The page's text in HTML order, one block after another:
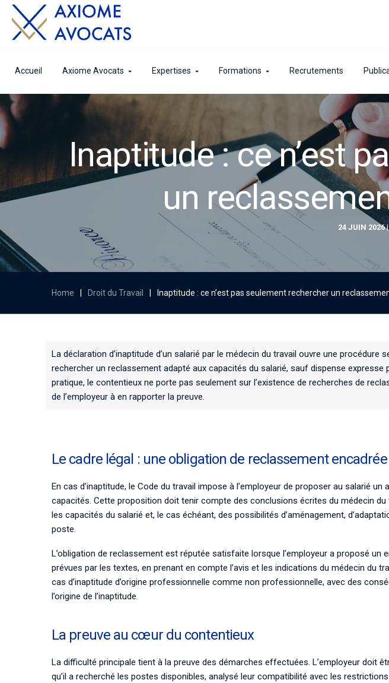
Accueil Axiome Avocats Expertises Formations Recrutements
Inaptitude : ce n’est
un
24 JUIN 2026
Home Droit du Travail Inaptitude : ce n’est pas seulement rechercher un
La déclaration d’inaptitude d’un salarié par le médecin du travail ouvre une procédure
rechercher un reclassement adapté aux capacités du salarié, sauf dispense expresse
pratique, le contentieux ne porte pas seulement sur l’existence de recherches de
de l’employeur à en rapporter la preuve.
Le cadre légal : une obligation de reclassement encadrée
En cas d’inaptitude, le Code du travail impose à l’employeur de proposer au salarié un
capacités. Cette proposition doit tenir compte des conclusions écrites du médecin du
les capacités du salarié et, le cas échéant, des possibilités d’aménagement,
poste.
L’obligation de reclassement est réputée satisfaite lorsque l’employeur a proposé un
prévues par les textes, en prenant en compte l’avis et les indications du médecin du
cas d’inaptitude d’origine professionnelle comme non professionnelle, avec des
l’origine de l’inaptitude.
La preuve au cœur du contentieux
La difficulté principale tient à la preuve des démarches effectuées. L’employeur doit
qu’il a recherché les postes disponibles, analysé leur compatibilité avec les